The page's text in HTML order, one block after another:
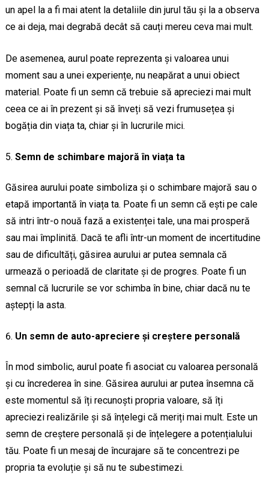
un apel la a fi mai atent la detaliile din jurul tău și la a observa
ce ai deja, mai degrabă decât să cauți mereu ceva mai mult.
De asemenea, aurul poate reprezenta și valoarea unui
moment sau a unei experiențe, nu neapărat a unui obiect
material. Poate fi un semn că trebuie să apreciezi mai mult
ceea ce ai în prezent și să înveți să vezi frumusețea și
bogăția din viața ta, chiar și în lucrurile mici.
Semn de schimbare majoră în viața ta
Găsirea aurului poate simboliza și o schimbare majoră sau o
etapă importantă în viața ta. Poate fi un semn că ești pe cale
să intri într-o nouă fază a existenței tale, una mai prosperă
sau mai împlinită. Dacă te afli într-un moment de incertitudine
sau de dificultăți, găsirea aurului ar putea semnala că
urmează o perioadă de claritate și de progres. Poate fi un
semnal că lucrurile se vor schimba în bine, chiar dacă nu te
aștepți la asta.
Un semn de auto-apreciere și creștere personală
În mod simbolic, aurul poate fi asociat cu valoarea personală
și cu încrederea în sine. Găsirea aurului ar putea însemna că
este momentul să îți recunoști propria valoare, să îți
apreciezi realizările și să înțelegi că meriți mai mult. Este un
semn de creștere personală și de înțelegere a potențialului
tău. Poate fi un mesaj de încurajare să te concentrezi pe
propria ta evoluție și să nu te subestimezi.